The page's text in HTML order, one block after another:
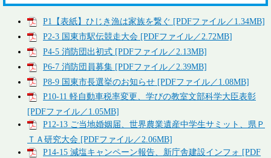
P1【表紙】ひじき漁は家族を繋ぐ [PDFファイル／1.34MB]
P2-3 国東市駅伝競走大会 [PDFファイル／2.72MB]
P4-5 消防団出初式 [PDFファイル／2.13MB]
P6-7 消防団員募集 [PDFファイル／2.39MB]
P8-9 国東市長選挙のお知らせ [PDFファイル／1.08MB]
P10-11 軽自動車税率変更、学びの教室文部科学大臣表彰
[PDFファイル／1.05MB]
P12-13 ご当地婚姻届、世界農業遺産中学生サミット、県Ｐ
ＴＡ研究大会 [PDFファイル／2.06MB]
P14-15 減塩キャンペーン報告、新庁舎建設インフォ [PDF